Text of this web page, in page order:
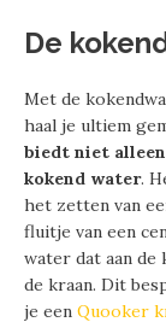
De
Met de
haal je ultiem
biedt niet
kokend water.
het zetten van
fluitje van een
water dat aan
de kraan. Dit
je een Quooker